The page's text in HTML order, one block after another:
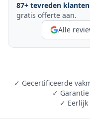
87+ tevreden klanten
gratis offerte aan.
Alle
✓ Gecertificeerde
✓
✓ Eerlijk